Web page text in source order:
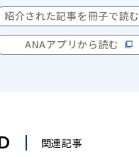
紹介された記事を冊子で読む
ANAアプリから読む
関連記事